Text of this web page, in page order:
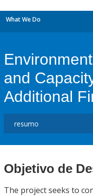
What We Do
and
Additional
Objetivo de
The project seeks to